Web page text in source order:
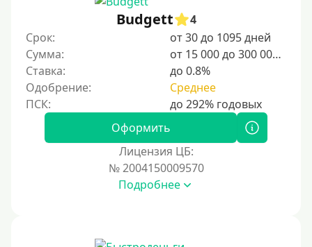
Пенсионерам до 85 лет
Безработным
Даже бомжам
Без указания места работы
Для иностранных граждан
Для иностранных граждан Украины
Для иностранных граждан Казахстана
Для иностранных граждан Кыргызстана
Для иностранных граждан Таджикистана
Budgett
4
Срок:
от 30 до 1095 дней
Сумма:
от 15 000 до 300 000 ₽
Ставка:
до 0.8%
Одобрение:
Среднее
Оформить
Лицензия ЦБ:
№ 2004150009570
Подробнее